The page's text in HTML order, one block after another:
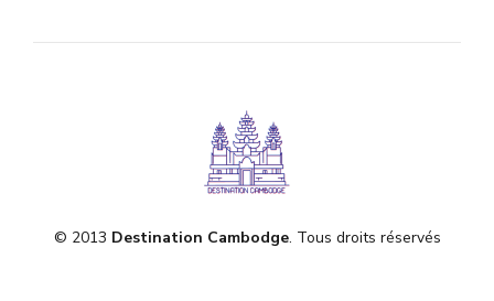
© 2013 Destination Cambodge. Tous droits réservés